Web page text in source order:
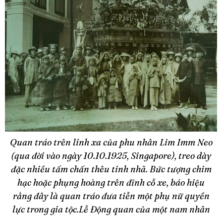
Quan tráo trên linh xa của phu nhân Lim Imm Neo
(qua đời vào ngày 10.10.1925, Singapore), treo dày
đặc nhiều tấm chấn thêu tinh nhã. Bức tượng chim
hạc hoặc phụng hoàng trên đỉnh cỗ xe, báo hiệu
rằng đây là quan tráo đưa tiễn một phụ nữ quyền
lực trong gia tộc.Lễ Động quan của một nam nhân